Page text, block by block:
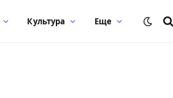
Культура Еще